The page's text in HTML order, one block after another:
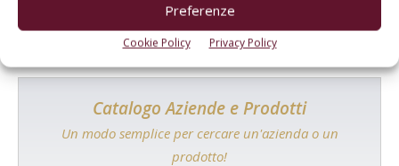
Preferenze
Cookie Policy Privacy Policy
Catalogo Aziende e Prodotti
Un modo semplice per cercare un'azienda o un
prodotto!